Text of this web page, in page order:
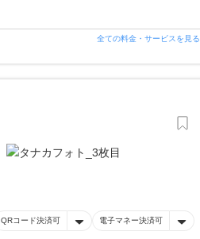
全ての料金・サービスを見る
QRコード決済可 電子マネー決済可